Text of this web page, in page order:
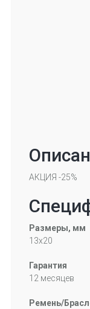
АКЦИЯ -25%
Размеры, мм
13x20
Гарантия
12 месяцев
Ремень/